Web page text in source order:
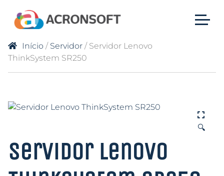
Início / Servidor / Servidor Lenovo
ThinkSystem SR250
🔍
Servidor Lenovo